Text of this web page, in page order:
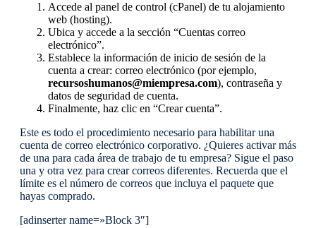
Accede al panel de control (cPanel) de tu alojamiento
web (hosting).
Ubica y accede a la sección “Cuentas correo
electrónico”.
Establece la información de inicio de sesión de la
cuenta a crear: correo electrónico (por ejemplo,
recursoshumanos@miempresa.com), contraseña y
datos de seguridad de cuenta.
Finalmente, haz clic en “Crear cuenta”.
Este es todo el procedimiento necesario para habilitar una
cuenta de correo electrónico corporativo. ¿Quieres activar más
de una para cada área de trabajo de tu empresa? Sigue el paso
una y otra vez para crear correos diferentes. Recuerda que el
límite es el número de correos que incluya el paquete que
hayas comprado.
[adinserter name=»Block 3″]